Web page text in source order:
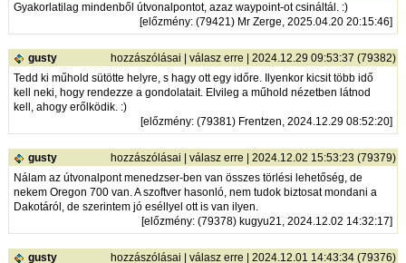
Gyakorlatilag mindenből útvonalpontot, azaz waypoint-ot csináltál. :)
[előzmény: (79421) Mr Zerge, 2025.04.20 20:15:46]
gusty hozzászólásai |válasz erre | 2024.12.29 09:53:37 (79382)
Tedd ki műhold sütötte helyre, s hagy ott egy időre. Ilyenkor kicsit több idő
kell neki, hogy rendezze a gondolatait. Elvileg a műhold nézetben látnod
kell, ahogy erőlködik. :)
[előzmény: (79381) Frentzen, 2024.12.29 08:52:20]
gusty hozzászólásai |válasz erre | 2024.12.02 15:53:23 (79379)
Nálam az útvonalpont menedzser-ben van összes törlési lehetőség, de
nekem Oregon 700 van. A szoftver hasonló, nem tudok biztosat mondani a
Dakotáról, de szerintem jó eséllyel ott is van ilyen.
[előzmény: (79378) kugyu21, 2024.12.02 14:32:17]
gusty hozzászólásai |válasz erre | 2024.12.01 14:43:34 (79376)